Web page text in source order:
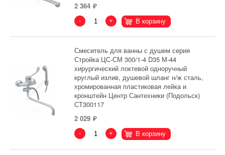
2 364
- + В корзину
Смеситель для ванны с душем серия
Стройка ЦС-СМ 300/1-4 D35 М-44
хирургический локтевой одноручный
круглый излив, душевой шланг н/ж сталь,
хромированная пластиковая лейка и
кронштейн Центр Сантехники (Подольск)
СТ300117
2 029
- + В корзину